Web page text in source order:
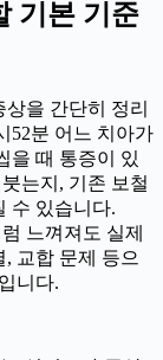
기본 기준
을 간단히 정리
52분 어느 치아가
을 때 통증이 있
는지, 기존 보철
수 있습니다.
느껴져도 실제
교합 문제 등으
니다.